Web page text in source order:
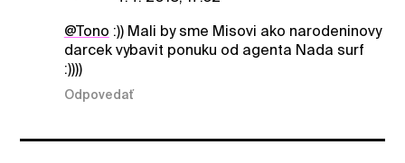
@Tono :)) Mali by sme Misovi ako narodeninovy
darcek vybavit ponuku od agenta Nada surf
:))))
Odpovedať